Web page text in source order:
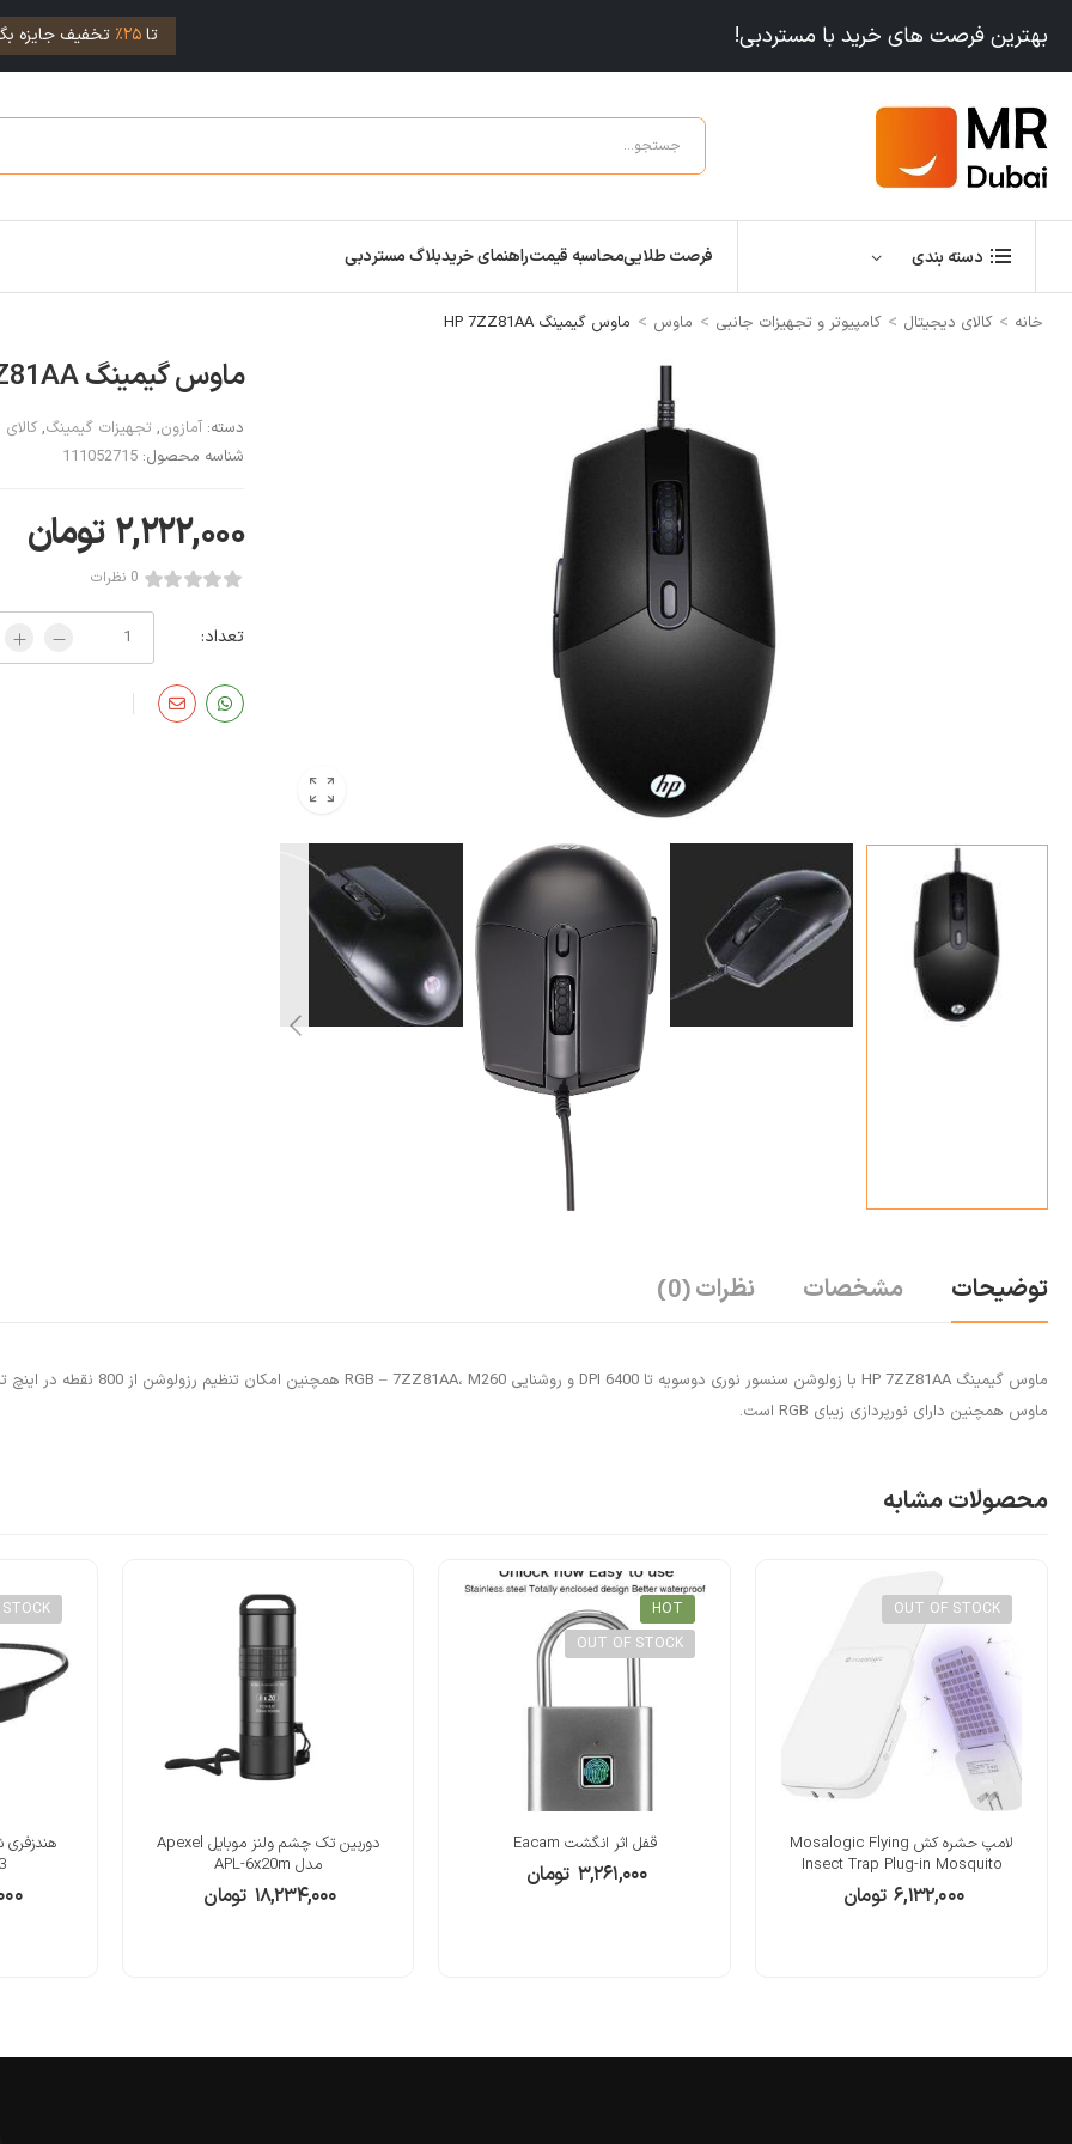
بهترین فرصت های خرید با مستردبی! تا25% تخفیف جایزه
دسته بندی فرصت طلاییمحاسبه قیمتراهنمای خریدبلاگ مستردبی
خانه > کالای دیجیتال > کامپیوتر و تجهیزات جانبی > ماوس > ماوس گیمینگ HP 7ZZ81AA
ماوس گیمینگ HP 7ZZ81AA
دسته: آمازون, تجهیزات گیمینگ,
شناسه محصول: 111052715
۲,۲۲۲,۰۰۰ تومان
0 نظرات
تعداد:
توضیحات مشخصات نظرات(0)
ماوس همچنین دارای نورپردازی زیبای RGB است.
محصولات مشابه
OUT OF STOCK
لامپ حشره کش Mosalogic Flying
Insect Trap Plug-in Mosquito
۶,۱۳۲,۰۰۰ تومان
HOT
OUT OF STOCK
قفل اثر انگشت Eacam
۳,۲۶۱,۰۰۰ تومان
دوربین تک چشم ولنز موبایل Apexel
مدل APL-6x20m
۱۸,۲۳۴,۰۰۰ تومان